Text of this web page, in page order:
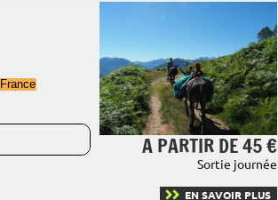
A PARTIR DE 45 €
Sortie journée
EN SAVOIR PLUS
France